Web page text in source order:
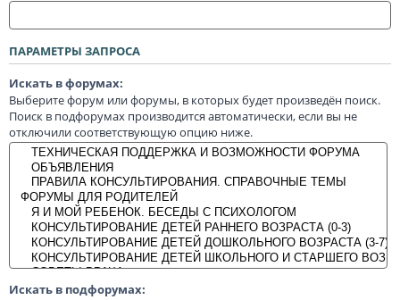
ПАРАМЕТРЫ ЗАПРОСА
Искать в форумах:
Выберите форум или форумы, в которых будет произведён поиск.
Поиск в подфорумах производится автоматически, если вы не
отключили соответствующую опцию ниже.
Искать в подфорумах: